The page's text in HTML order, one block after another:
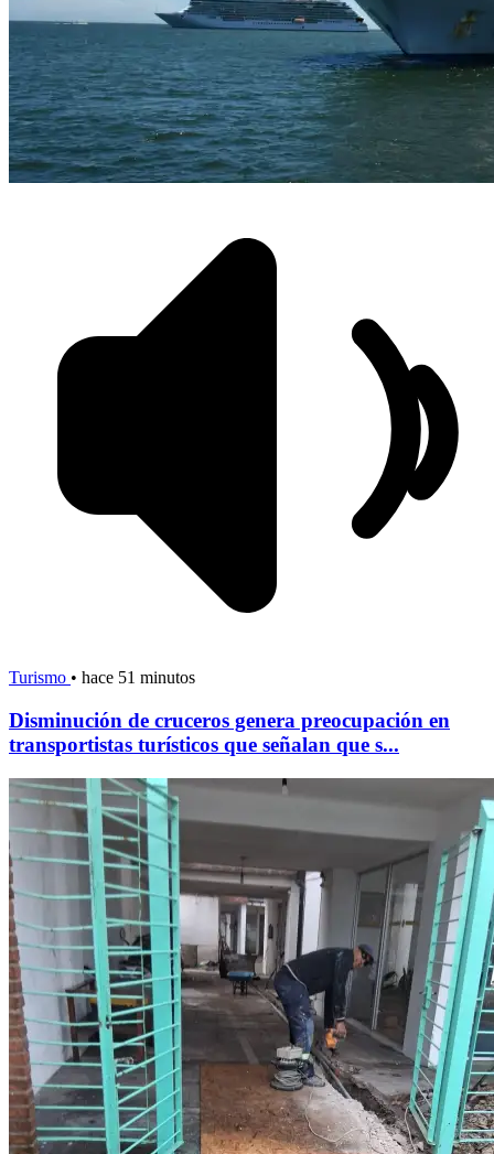
Turismo • hace 51 minutos
Disminución de cruceros genera preocupación en
transportistas turísticos que señalan que s...